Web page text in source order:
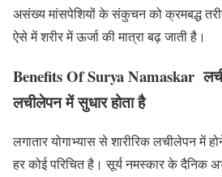
असंख्य मांसपेशियों के संकुचन को क्रमबद्ध
ऐसे में शरीर में ऊर्जा की मात्रा बढ़ जाती है।
Benefits Of Surya Namaskar
लचीलेपन में सुधार होता है
लगातार योगाभ्यास से शारीरिक लचीलेपन में
हर कोई परिचित है। सूर्य नमस्कार के दैनिक